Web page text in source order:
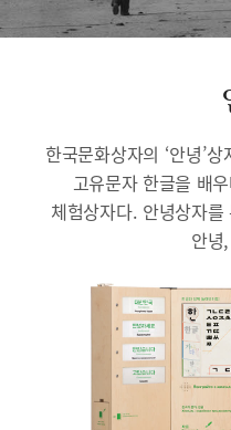
한국문화상자의 ‘안녕’
고유문자 한글을 배
체험상자다. 안녕상자
안녕